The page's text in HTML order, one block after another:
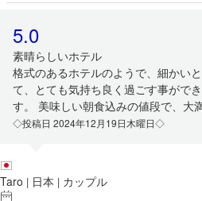
5.0
素晴らしいホテル
格式のあるホテルのようで、細かい
て、とても気持ち良く過ごす事がで
す。 美味しい朝食込みの値段で、大
◇投稿日 2024年12月19日木曜日◇
Taro | 日本 | カップル